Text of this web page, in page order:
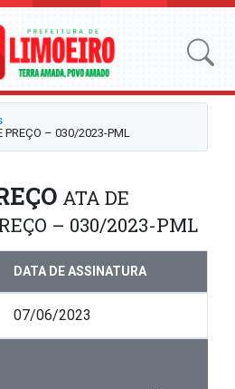
PREÇO – 030/2023-PML
ATA DE
– 030/2023-PML
DATA DE ASSINATURA
07/06/2023